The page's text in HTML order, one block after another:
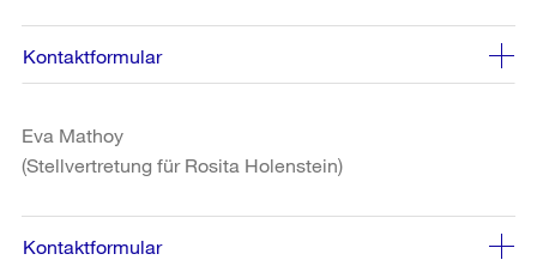
Kontaktformular
Eva Mathoy
(Stellvertretung für Rosita Holenstein)
Kontaktformular